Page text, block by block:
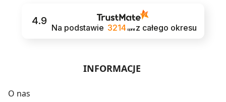
4.9
Na podstawie 3214 opinii z całego okresu
INFORMACJE
O nas